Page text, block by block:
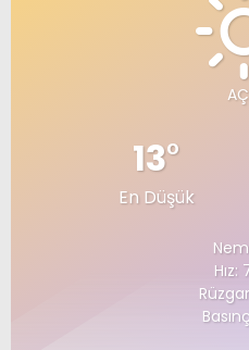
13°
En Düşük
Hız: